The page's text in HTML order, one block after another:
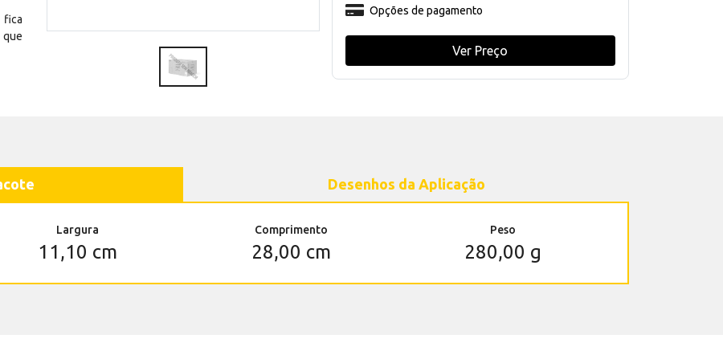
fica
que
Opções de pagamento
Ver Preço
Desenhos da Aplicação
Largura
11,10 cm
Comprimento
28,00 cm
Peso
280,00 g